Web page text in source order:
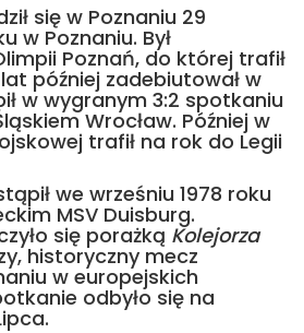
się w Poznaniu 29
w Poznaniu. Był
Poznań, do której trafił
później zadebiutował w
w wygranym 3:2 spotkaniu
Wrocław. Później w
trafił na rok do Legii
we wrześniu 1978 roku
MSV Duisburg.
się porażką Kolejorza
historyczny mecz
w europejskich
odbyło się na